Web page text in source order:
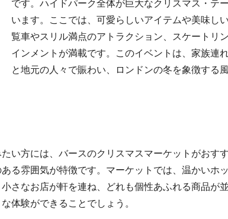
です。ハイドパーク全体が巨大なクリスマス・テ
います。ここでは、可愛らしいアイテムや美味し
覧車やスリル満点のアトラクション、スケートリ
インメントが満載です。このイベントは、家族連
と地元の人々で賑わい、ロンドンの冬を象徴する
い方には、バースのクリスマスマーケットがおす
る雰囲気が特徴です。マーケットでは、温かいホ
さなお店が軒を連ね、どれも個性あふれる商品が
体験ができることでしょう。